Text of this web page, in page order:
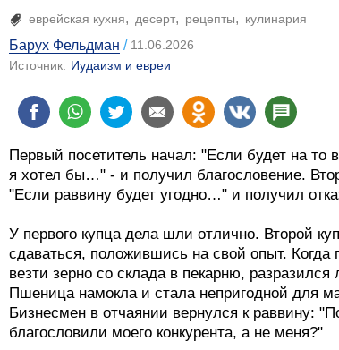
еврейская кухня десерт рецепты кулинария
Барух Фельдман
11.06.2026
Источник: Иудаизм и евреи
Первый посетитель начал: "Если будет на то
я хотел бы…" - и получил благословение.
"Если раввину будет угодно…" и получил
У первого купца дела шли отлично. Второй
сдаваться, положившись на свой опыт.
везти зерно со склада в пекарню, разразился
Пшеница намокла и стала непригодной для
Бизнесмен в отчаянии вернулся к раввину:
благословили моего конкурента, а не меня?"